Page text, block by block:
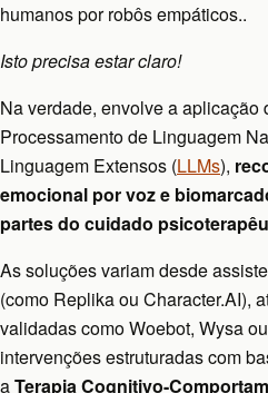
humanos por robôs empáticos..
Isto precisa estar claro!
Na verdade, envolve a aplicação
Processamento de Linguagem
Linguagem Extensos (LLMs),
emocional por voz e
partes do cuidado
As soluções variam desde
(como Replika ou Character.AI),
validadas como Woebot, Wysa
intervenções estruturadas com
aTerapia Cognitivo-